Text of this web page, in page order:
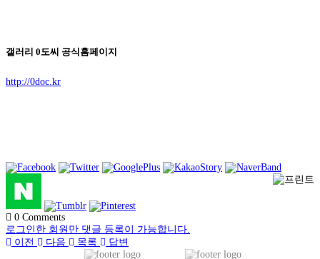
갤러리 0도씨 공식홈페이지
http://0doc.kr
0 Comments
로그인한 회원만 댓글 등록이 가능합니다.
이전
다음 목록 답변